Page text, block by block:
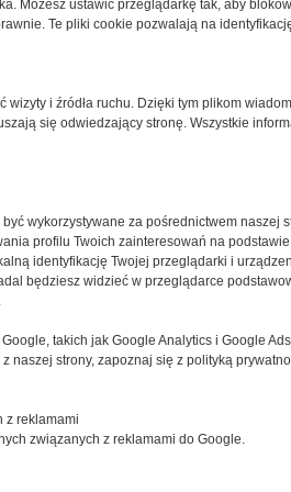
w postaci Regulaminu.
pliki cookies do przechowywania
Pliki cookies stosujemy
na najwyższym poziomie,
do indywidualnych potrzeb.
one zamieszczane w Twoim
W każdym momencie możesz
przeglądarki dotyczących
się z naszą
o cookies
Możesz ustawić przeglądarkę tak, aby
Te pliki cookie pozwalają na
wizyty i źródła ruchu. Dzięki tym plikom
się odwiedzający stronę. Wszystkie
wykorzystywane za pośrednictwem naszej
profilu Twoich zainteresowań na
identyfikację Twojej przeglądarki i
będziesz widzieć w przeglądarce
Google, takich jak Google Analytics i Google
naszej strony, zapoznaj się z polityką
z reklamami
związanych z reklamami do Google.